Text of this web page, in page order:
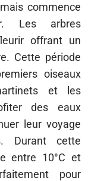
commence
Les arbres
offrant un
Cette période
oiseaux
et les
des eaux
leur voyage
Durant cette
entre 10°C et
pour